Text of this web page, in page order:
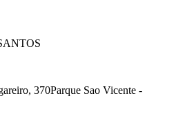
370Parque Sao Vicente -